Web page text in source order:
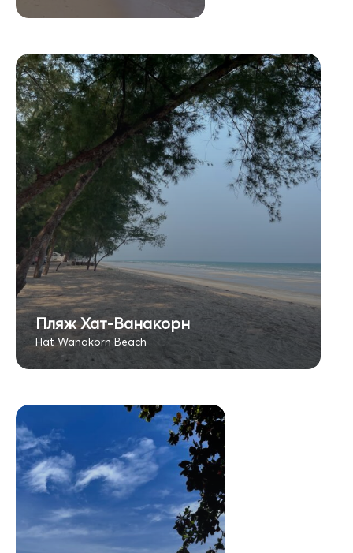
Пляж Хат-Ванакорн
Hat Wanakorn Beach